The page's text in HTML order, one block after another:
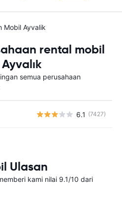
Mobil Ayvalik
rental mobil
semua perusahaan
6.1 (7427)
Ulasan
kami nilai 9.1/10 dari